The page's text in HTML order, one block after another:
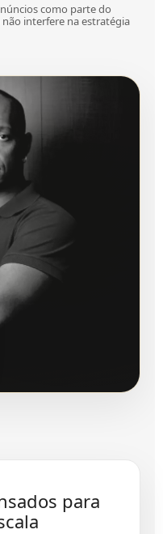
como parte do
interfere na estratégia
para